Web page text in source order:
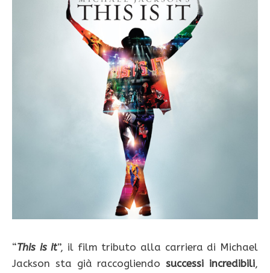
“This is it”, il film tributo alla carriera di Michael
Jackson sta già raccogliendosuccessi incredibili,